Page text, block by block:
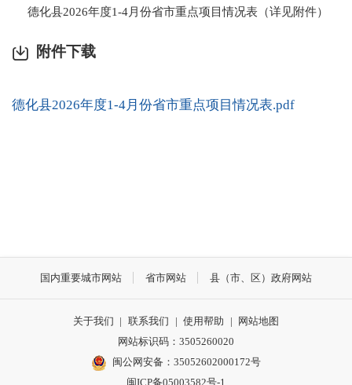
德化县2026年度1-4月份省市重点项目情况表（详见附件）
附件下载
德化县2026年度1-4月份省市重点项目情况表.pdf
国内重要城市网站 省市网站 县（市、区）政府网站
关于我们 | 联系我们 | 使用帮助 |
网站地图
网站标识码：3505260020
闽公网安备：35052602000172号
闽ICP备05003582号-1